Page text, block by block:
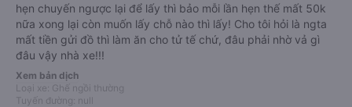
directions_bus
hẹn chuyến ngược lại để lấy thì bảo mỗi lần hẹn thế mất 50k
nữa xong lại còn muốn lấy chỗ nào thì lấy! Cho tôi hỏi là ngta
mất tiền gửi đồ thì làm ăn cho tử tế chứ, đâu phải nhờ vả gì
đâu vậy nhà xe!!!
Xem bản dịch
Loại xe: Ghế ngồi thường
Tuyến đường: null